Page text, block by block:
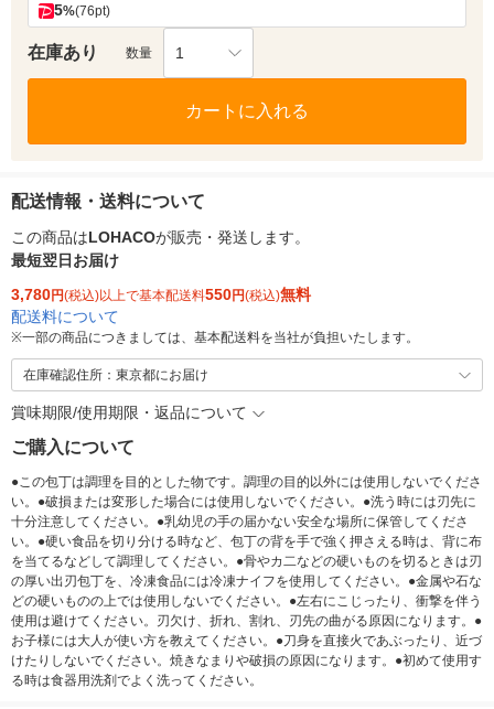
5%(76pt)
在庫あり 数量 1
カートに入れる
配送情報・送料について
この商品はLOHACOが販売・発送します。
最短翌日お届け
3,780円(税込)以上で基本配送料550円(税込)無料
配送料について
※一部の商品につきましては、基本配送料を当社が負担いたします。
在庫確認住所：東京都にお届け
賞味期限/使用期限・返品について
ご購入について
●この包丁は調理を目的とした物です。調理の目的以外には使用しないでくださ
い。●破損または変形した場合には使用しないでください。●洗う時には刃先に
十分注意してください。●乳幼児の手の届かない安全な場所に保管してくださ
い。●硬い食品を切り分ける時など、包丁の背を手で強く押さえる時は、背に布
を当てるなどして調理してください。●骨やカ二などの硬いものを切るときは刃
の厚い出刃包丁を、冷凍食品には冷凍ナイフを使用してください。●金属や石な
どの硬いものの上では使用しないでください。●左右にこじったり、衝撃を伴う
使用は避けてください。刃欠け、折れ、割れ、刃先の曲がる原因になります。●
お子様には大人が使い方を教えてください。●刀身を直接火であぶったり、近づ
けたりしないでください。焼きなまりや破損の原因になります。●初めて使用す
る時は食器用洗剤でよく洗ってください。